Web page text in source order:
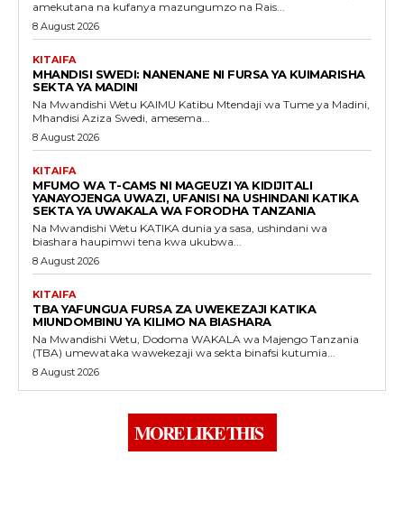
amekutana na kufanya mazungumzo na Rais...
8 August 2026
KITAIFA
MHANDISI SWEDI: NANENANE NI FURSA YA KUIMARISHA
SEKTA YA MADINI
Na Mwandishi Wetu KAIMU Katibu Mtendaji wa Tume ya Madini,
Mhandisi Aziza Swedi, amesema...
8 August 2026
KITAIFA
MFUMO WA T-CAMS NI MAGEUZI YA KIDIJITALI
YANAYOJENGA UWAZI, UFANISI NA USHINDANI KATIKA
SEKTA YA UWAKALA WA FORODHA TANZANIA
Na Mwandishi Wetu KATIKA dunia ya sasa, ushindani wa
biashara haupimwi tena kwa ukubwa...
8 August 2026
KITAIFA
TBA YAFUNGUA FURSA ZA UWEKEZAJI KATIKA
MIUNDOMBINU YA KILIMO NA BIASHARA
Na Mwandishi Wetu, Dodoma WAKALA wa Majengo Tanzania
(TBA) umewataka wawekezaji wa sekta binafsi kutumia...
8 August 2026
MORE LIKE THIS